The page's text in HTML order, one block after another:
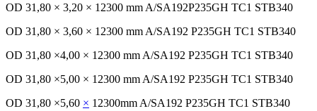
OD 31,80 × 3,20 × 12300 mm A/SA192P235GH TC1 STB340
OD 31,80 × 3,60 × 12300 mm A/SA192 P235GH TC1 STB340
OD 31,80 ×4,00 × 12300 mm A/SA192 P235GH TC1 STB340
OD 31,80 ×5,00 × 12300 mm A/SA192 P235GH TC1 STB340
OD 31,80 ×5,60 × 12300mm A/SA192 P235GH TC1 STB340